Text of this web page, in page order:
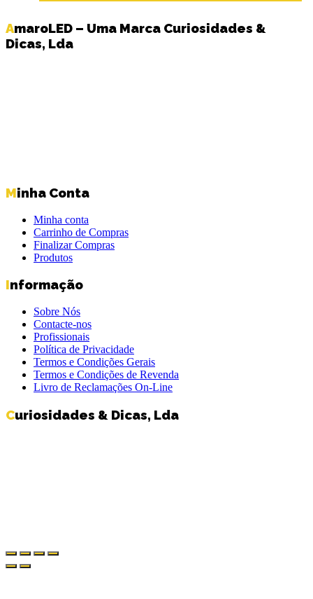
AmaroLED – Uma Marca Curiosidades &
Dicas, Lda
Minha Conta
Minha conta
Carrinho de Compras
Finalizar Compras
Produtos
Informação
Sobre Nós
Contacte-nos
Profissionais
Política de Privacidade
Termos e Condições Gerais
Termos e Condições de Revenda
Livro de Reclamações On-Line
Curiosidades & Dicas, Lda